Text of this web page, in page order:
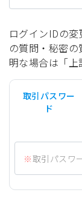
ログインIDの
の質問・秘密
明な場合は「上
取引パスワー
ド
取引パスワ